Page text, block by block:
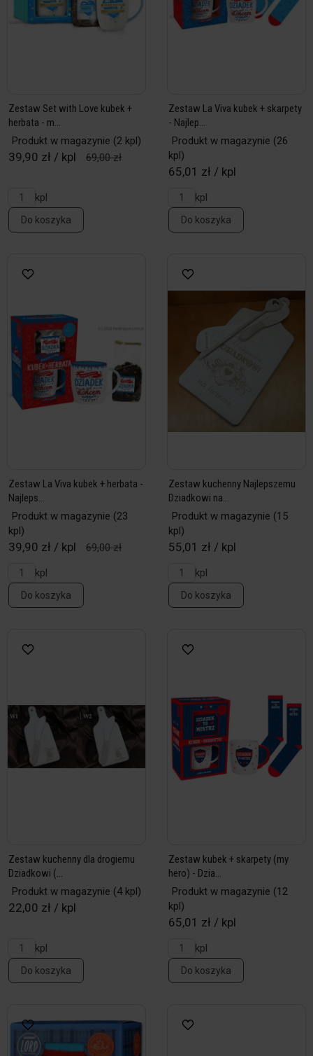
Zestaw Set with Love kubek +
herbata - m...
Produkt w magazynie (2 kpl)
39,90 zł / kpl 69,00 zł
kpl
Do koszyka
Zestaw La Viva kubek + skarpety
- Najlep...
Produkt w magazynie (26
kpl)
65,01 zł / kpl
kpl
Do koszyka
Zestaw La Viva kubek + herbata -
Najleps...
Produkt w magazynie (23
kpl)
39,90 zł / kpl
69,00 zł
kpl
Do koszyka
Zestaw kuchenny Najlepszemu
Dziadkowi na...
Produkt w magazynie (15
kpl)
55,01 zł / kpl
kpl
Do koszyka
Zestaw kuchenny dla drogiemu
Dziadkowi (...
Produkt w magazynie (4 kpl)
22,00 zł / kpl
kpl
Do koszyka
Zestaw kubek + skarpety (my
hero) - Dzia...
Produkt w magazynie (12
kpl)
65,01 zł / kpl
kpl
Do koszyka